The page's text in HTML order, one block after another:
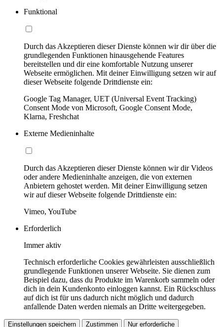
Funktional
Durch das Akzeptieren dieser Dienste können wir dir über die
grundlegenden Funktionen hinausgehende Features
bereitstellen und dir eine komfortable Nutzung unserer
Webseite ermöglichen. Mit deiner Einwilligung setzen wir auf
dieser Webseite folgende Drittdienste ein:
Google Tag Manager, UET (Universal Event Tracking)
Consent Mode von Microsoft, Google Consent Mode,
Klarna, Freshchat
Externe Medieninhalte
Durch das Akzeptieren dieser Dienste können wir dir Videos
oder andere Medieninhalte anzeigen, die von externen
Anbietern gehostet werden. Mit deiner Einwilligung setzen
wir auf dieser Webseite folgende Drittdienste ein:
Vimeo, YouTube
Erforderlich
Immer aktiv
Technisch erforderliche Cookies gewährleisten ausschließlich
grundlegende Funktionen unserer Webseite. Sie dienen zum
Beispiel dazu, dass du Produkte im Warenkorb sammeln oder
dich in dein Kundenkonto einloggen kannst. Ein Rückschluss
auf dich ist für uns dadurch nicht möglich und dadurch
anfallende Daten werden niemals an Dritte weitergegeben.
Einstellungen speichern Zustimmen Nur erforderliche